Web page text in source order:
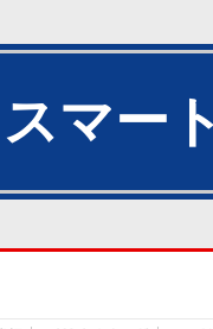
スマー